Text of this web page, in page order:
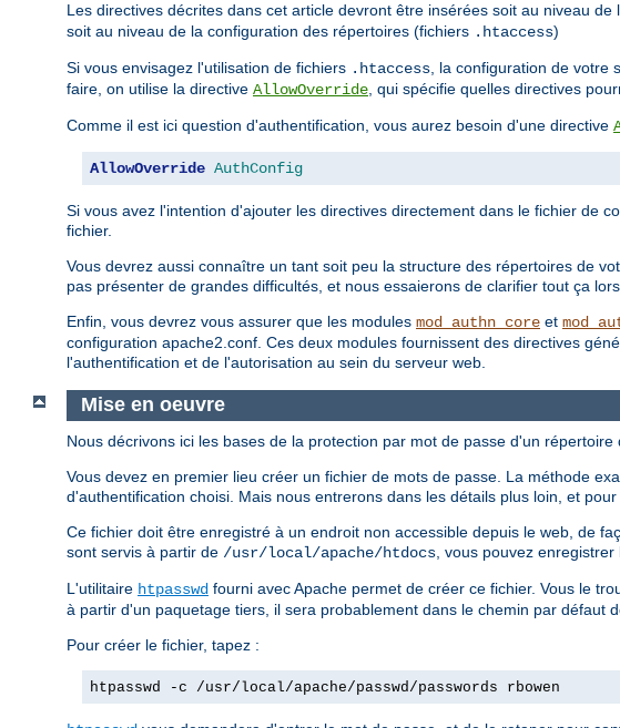
Les directives décrites dans cet article devront être insérées soit au niveau
soit au niveau de la configuration des répertoires (fichiers .htaccess)
Si vous envisagez l'utilisation de fichiers .htaccess, la configuration de votre
faire, on utilise la directive AllowOverride, qui spécifie quelles directives
Comme il est ici question d'authentification, vous aurez besoin d'une directive
AllowOverride AuthConfig
Si vous avez l'intention d'ajouter les directives directement dans le fichier de
fichier.
Vous devrez aussi connaître un tant soit peu la structure des répertoires de
pas présenter de grandes difficultés, et nous essaierons de clarifier tout ça
Enfin, vous devrez vous assurer que les modules mod_authn_core et
configuration apache2.conf. Ces deux modules fournissent des directives
l'authentification et de l'autorisation au sein du serveur web.
Mise en oeuvre
Nous décrivons ici les bases de la protection par mot de passe d'un répertoire
Vous devez en premier lieu créer un fichier de mots de passe. La méthode
d'authentification choisi. Mais nous entrerons dans les détails plus loin, et
Ce fichier doit être enregistré à un endroit non accessible depuis le web, de
sont servis à partir de /usr/local/apache/htdocs , vous pouvez
L'utilitaire htpasswd fourni avec Apache permet de créer ce fichier. Vous le
à partir d'un paquetage tiers, il sera probablement dans le chemin par défaut
Pour créer le fichier, tapez :
htpasswd -c /usr/local/apache/passwd/passwords rbowen